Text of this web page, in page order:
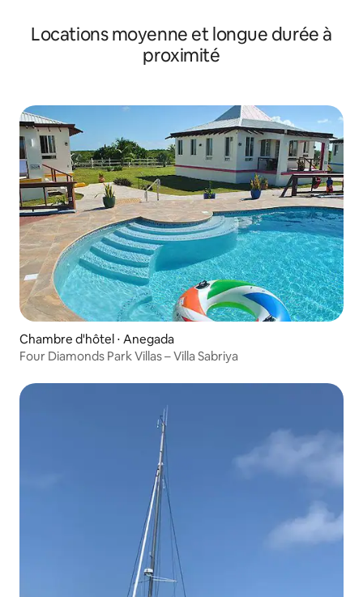
Locations moyenne et longue durée à
proximité
Chambre d'hôtel ⋅ Anegada
Four Diamonds Park Villas – Villa Sabriya